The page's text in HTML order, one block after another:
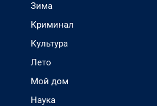
Зима
Криминал
Культура
Лето
Мой дом
Наука